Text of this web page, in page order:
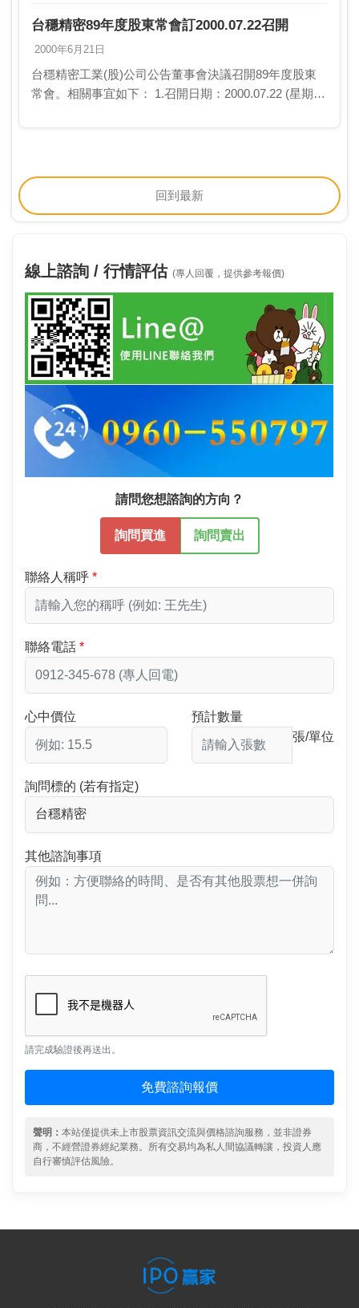
台穩精密89年度股東常會訂2000.07.22召開
2000年6月21日
台穩精密工業(股)公司公告董事會決議召開89年度股東
常會。相關事宜如下： 1.召開日期：2000.07.22 (星期
回到最新
線上諮詢 / 行情評估 (專人回覆，提供參考報價)
請問您想諮詢的方向？
詢問買進 詢問賣出
聯絡人稱呼
聯絡電話
心中價位
預計數量
張/單位
詢問標的 (若有指定)
其他諮詢事項
請完成驗證後再送出。
免費諮詢報價
聲明： 本站僅提供未上市股票資訊交流與價格諮詢服務，並非證券
商，不經營證券經紀業務。所有交易均為私人間協議轉讓，投資人應
自行審慎評估風險。